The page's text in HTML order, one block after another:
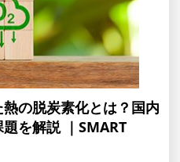
の脱炭素化とは？国内
を解説 ｜SMART